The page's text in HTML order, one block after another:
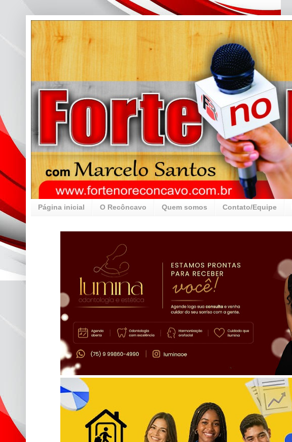
Página inicial O Recôncavo Quem somos Contato/Equipe